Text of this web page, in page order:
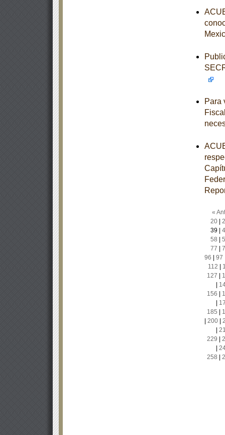
Para
«
20|
39|
58
77
96
97
112
127
156
185
200|
229
258